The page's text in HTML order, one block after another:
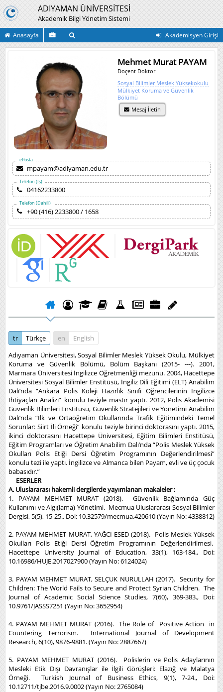
ADIYAMAN ÜNİVERSİTESİ
Akademik Bilgi Yönetim Sistemi
Anasayfa Akademisyen Girişi
Mehmet Murat PAYAM
Doçent Doktor
Sosyal Bilimler Meslek Yüksekokulu
Mülkiyet Koruma ve Güvenlik
Bölümü
Mesaj İletin
ePosta
mpayam@adiyaman.edu.tr
Telefon (İş)
04162233800
Telefon (Dahili)
+90 (416) 2233800 / 1658
tr Türkçe en
English
Adıyaman Üniversitesi, Sosyal Bilimler Meslek Yüksek Okulu, Mülkiyet
Koruma ve Güvenlik Bölümü, Bölüm Başkanı (2015- ---). 2001,
Marmara Üniversitesi İngilizce Öğretmenliği mezunu. 2004, Hacettepe
Üniversitesi Sosyal Bilimler Enstitüsü, İngiliz Dili Eğitimi (ELT) Anabilim
Dalı’nda “Ankara Polis Koleji Hazırlık Sınıfı Öğrencilerinin İngilizce
İhtiyaçları Analizi” konulu teziyle mastır yaptı. 2012, Polis Akademisi
Güvenlik Bilimleri Enstitüsü, Güvenlik Stratejileri ve Yönetimi Anabilim
Dalı’nda “İlk ve Ortaöğretim Okullarında Trafik Eğitimindeki Temel
Sorunlar: Siirt İli Örneği” konulu teziyle birinci doktorasını yaptı. 2015,
ikinci doktorasını Hacettepe Üniversitesi, Eğitim Bilimleri Enstitüsü,
Eğitim Programları ve Öğretim Anabilim Dalı’nda “Polis Meslek Yüksek
Okulları Polis Etiği Dersi Öğretim Programının Değerlendirilmesi”
konulu tezi ile yaptı. İngilizce ve Almanca bilen Payam, evli ve üç çocuk
babasıdır.”
ESERLER
A. Uluslararası hakemli dergilerde yayımlanan makaleler :
1. PAYAM MEHMET MURAT (2018). Güvenlik Bağlamında Güç
Kullanımı ve Algı(lama) Yönetimi. Mecmua Uluslararası Sosyal Bilimler
Dergisi, 5(5), 15-25., Doi: 10.32579/mecmua.420610 (Yayın No: 4338812)
2. PAYAM MEHMET MURAT, YAĞCI ESED (2018). Polis Meslek Yüksek
Okulları Polis Etiği Dersi Öğretim Programının Değerlendirilmesi.
Hacettepe University Journal of Education, 33(1), 163-184., Doi:
10.16986/HUJE.2017027900 (Yayın No: 6124024)
3. PAYAM MEHMET MURAT, SELÇUK NURULLAH (2017). Security for
Children: The World Fails to Secure and Protect Syrian Children. The
Journal of Academic Social Science Studies, 7(60), 369-383., Doi:
10.9761/JASSS7251 (Yayın No: 3652954)
4. PAYAM MEHMET MURAT (2016). The Role of Positive Action in
Countering Terrorism. International Journal of Development
Research, 6(10), 9876-9881. (Yayın No: 2887667)
5. PAYAM MEHMET MURAT (2016). Polislerin ve Polis Adaylarının
Mesleki Etik Dışı Davranışlar ile İlgili Görüşleri: Elazığ ve Malatya
Örneği. Turkish Journal of Business Ethics, 9(1), 7-24., Doi:
10.12711/tjbe.2016.9.0002 (Yayın No: 2765084)